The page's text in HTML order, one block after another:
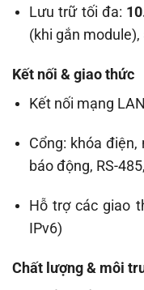
Lưu trữ tối đa:
(khi gắn module),
Kết nối & giao thức
Kết nối mạng
Cổng: khóa
báo động, RS-
Hỗ trợ các giao
IPv6)
Chất lượng & môi